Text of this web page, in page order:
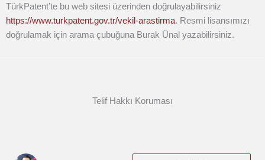
TürkPatent’te bu web sitesi üzerinden doğrulayabilirsiniz
https://www.turkpatent.gov.tr/vekil-arastirma. Resmi lisansımızı
doğrulamak için arama çubuğuna Burak Ünal yazabilirsiniz.
Telif Hakkı Koruması